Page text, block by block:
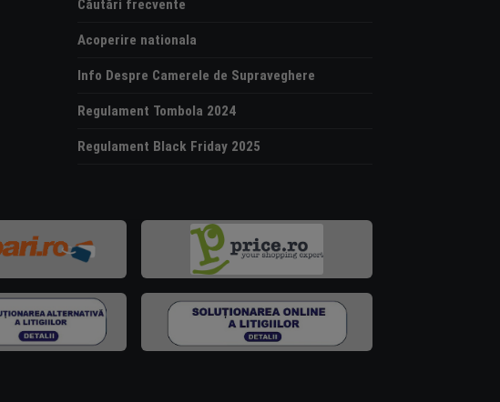
Căutări frecvente
Acoperire nationala
Info Despre Camerele de Supraveghere
Regulament Tombola 2024
Regulament Black Friday 2025